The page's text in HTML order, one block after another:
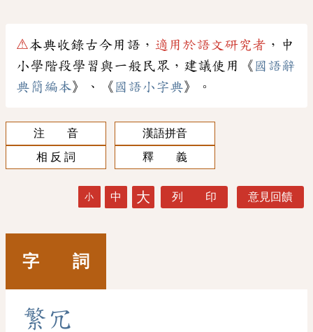
⚠本典收錄古今用語， 適用於語文研究者 ，中
小學階段學習與一般民眾，建議使用《 國語辭
典簡編本》、《 國語小字典》。
注 音
漢語拼音
相 反 詞
釋 義
小 中 大 列 印 意見回饋
字 詞
繁 冗